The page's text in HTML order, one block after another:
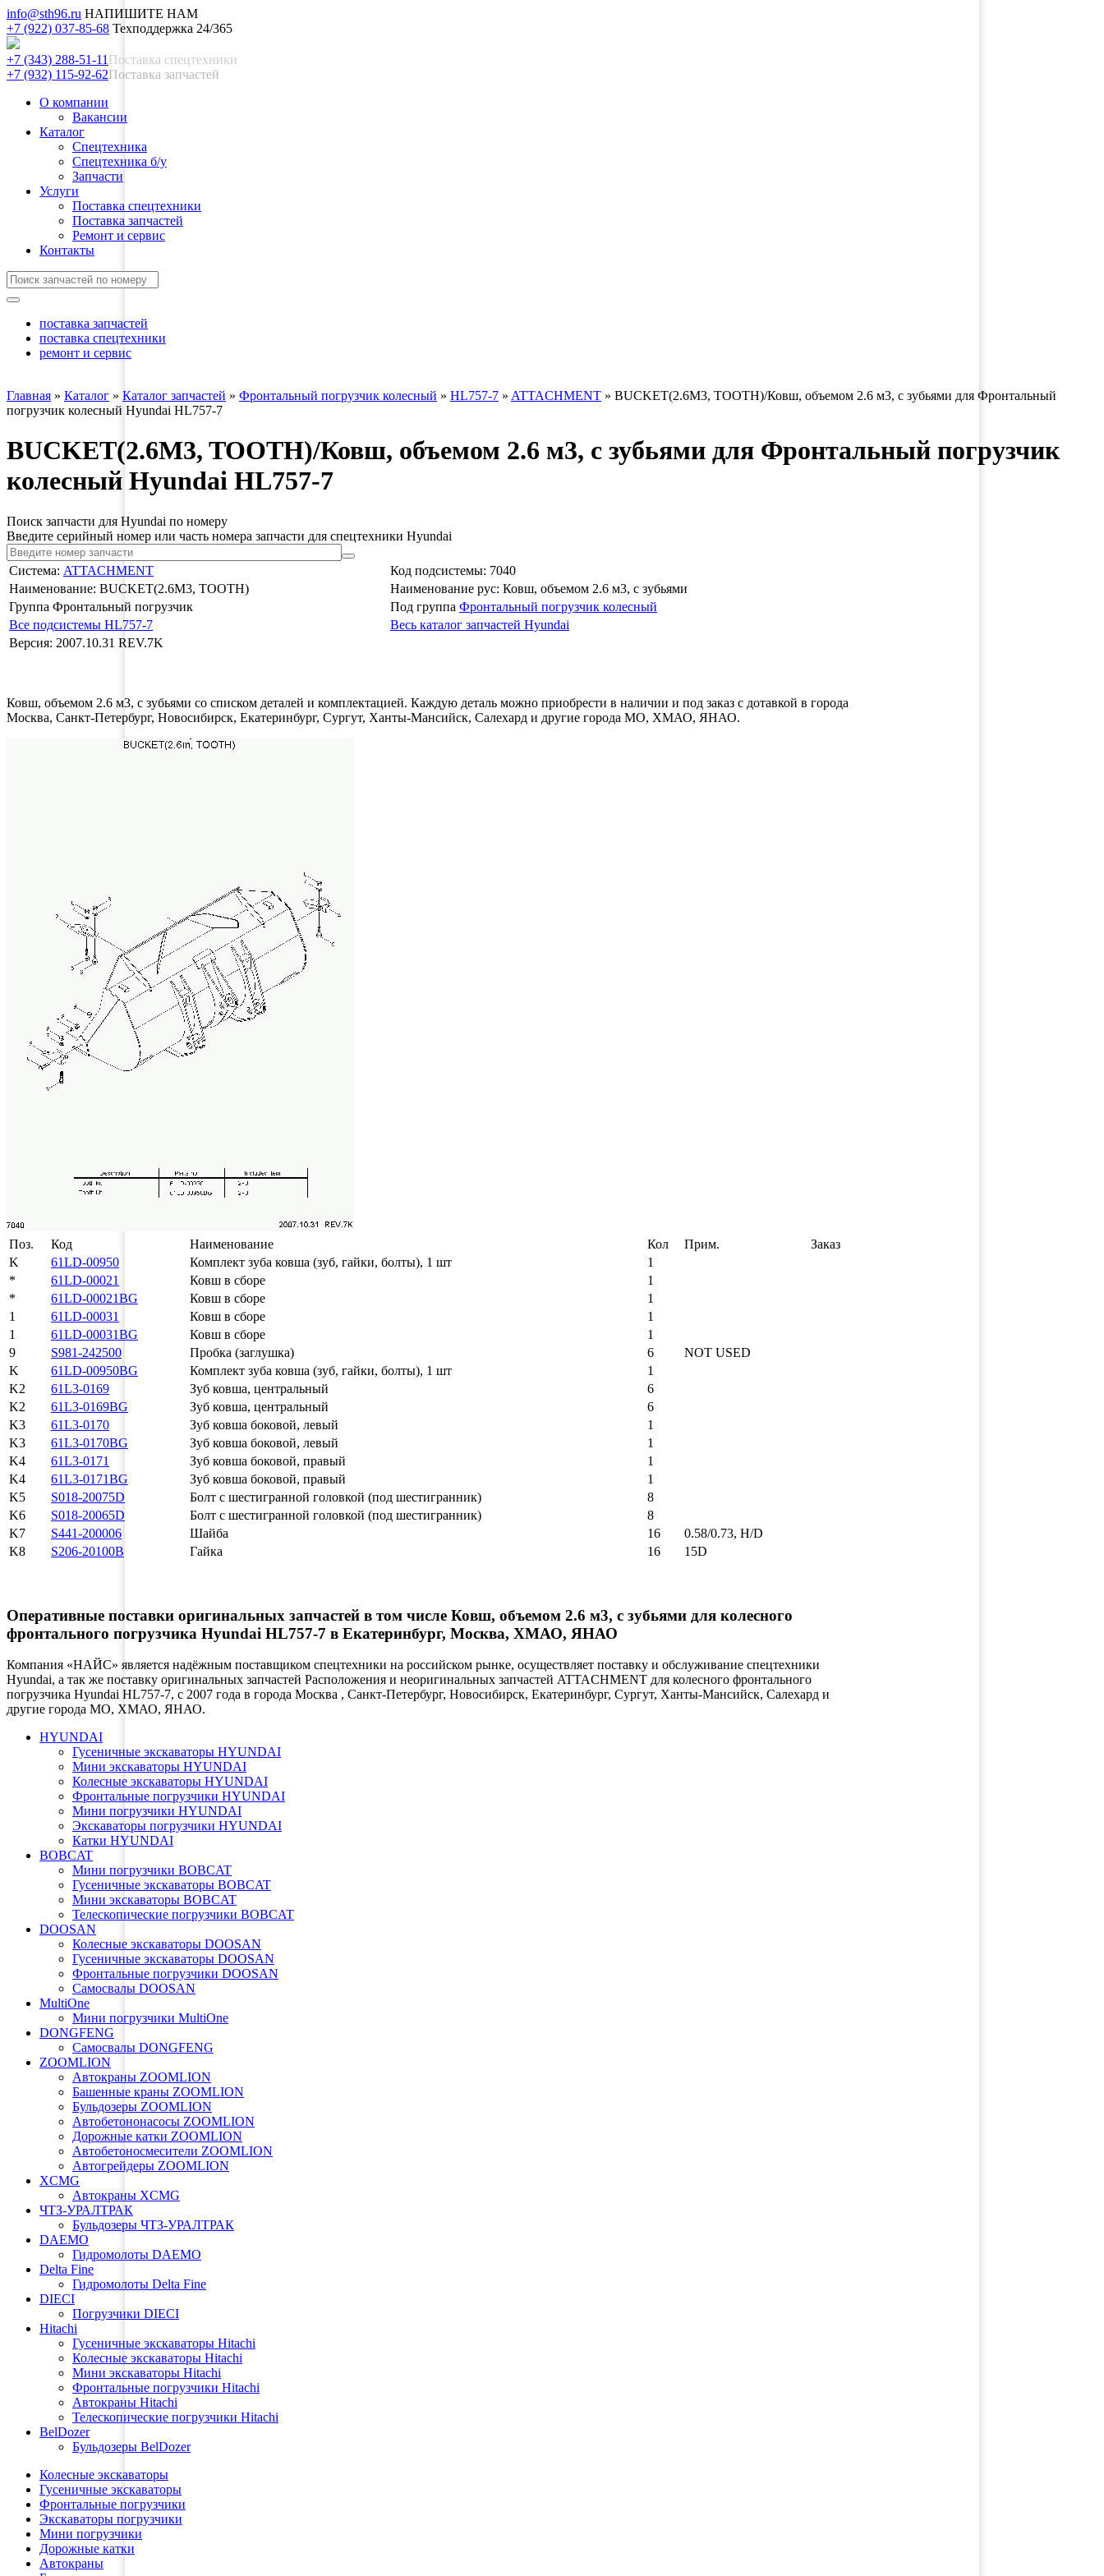
info@sth96.ru НАПИШИТЕ НАМ
+7 (922) 037-85-68 Техподдержка 24/365
+7 (343) 288-51-11 Поставка спецтехники
+7 (932) 115-92-62Поставка запчастей
О компании
Вакансии
Каталог
Спецтехника
Спецтехника б/у
Запчасти
Услуги
Поставка спецтехники
Поставка запчастей
Ремонт и сервис
Контакты
поставка запчастей
поставка спецтехники
ремонт и сервис
Главная » Каталог » Каталог запчастей » Фронтальный погрузчик колесный » HL757-7 » ATTACHMENT » BUCKET(2.6M3, TOOTH)/Ковш, объемом 2.6 м3, с зубьями для Фронтальный
погрузчик колесный Hyundai HL757-7
BUCKET(2.6M3, TOOTH)/Ковш, объемом 2.6 м3, с зубьями для Фронтальный погрузчик
колесный Hyundai HL757-7
Поиск запчасти для Hyundai по номеру
Введите серийный номер или часть номера запчасти для спецтехники Hyundai
Система: ATTACHMENT
Код подсистемы: 7040
Наименование: BUCKET(2.6M3, TOOTH)
Наименование рус: Ковш, объемом 2.6 м3, с зубьями
Группа Фронтальный погрузчик
Под группа Фронтальный погрузчик колесный
Все подсистемы HL757-7
Весь каталог запчастей Hyundai
Версия: 2007.10.31 REV.7K
Ковш, объемом 2.6 м3, с зубьями со списком деталей и комплектацией. Каждую деталь можно приобрести в наличии и под заказ с дотавкой в города
Москва, Санкт-Петербург, Новосибирск, Екатеринбург, Сургут, Ханты-Мансийск, Салехард и другие города МО, ХМАО, ЯНАО.
Поз. Код Наименование Кол Прим.
Заказ
K
61LD-00950 Комплект зуба ковша (зуб, гайки, болты), 1 шт
1
*
61LD-00021 Ковш в сборе
1
*
61LD-00021BG Ковш в сборе
1
1
61LD-00031 Ковш в сборе
1
1
61LD-00031BG Ковш в сборе
1
9
S981-242500 Пробка (заглушка) 6
NOT USED
K
61LD-00950BG Комплект зуба ковша (зуб, гайки, болты), 1 шт
1
K2
61L3-0169 Зуб ковша, центральный
6
K2
61L3-0169BG Зуб ковша, центральный
6
K3
61L3-0170 Зуб ковша боковой, левый
1
K3
61L3-0170BG Зуб ковша боковой, левый
1
K4
61L3-0171 Зуб ковша боковой, правый
1
K4
61L3-0171BG Зуб ковша боковой, правый
1
K5
S018-20075D Болт с шестигранной головкой (под шестигранник)
8
K6
S018-20065D Болт с шестигранной головкой (под шестигранник)
8
K7
S441-200006 Шайба 16
0.58/0.73, H/D
K8
S206-20100B Гайка 16 15D
Оперативные поставки оригинальных запчастей в том числе Ковш, объемом 2.6 м3, с зубьями для колесного
фронтального погрузчика Hyundai HL757-7 в Екатеринбург, Москва, ХМАО, ЯНАО
Компания «НАЙС» является надёжным поставщиком спецтехники на российском рынке, осуществляет поставку и обслуживание спецтехники
Hyundai, а так же поставку оригинальных запчастей Расположения и неоригинальных запчастей ATTACHMENT для колесного фронтального
погрузчика Hyundai HL757-7, с 2007 года в города Москва , Санкт-Петербург, Новосибирск, Екатеринбург, Сургут, Ханты-Мансийск, Салехард и
другие города МО, ХМАО, ЯНАО.
HYUNDAI
Гусеничные экскаваторы HYUNDAI
Мини экскаваторы HYUNDAI
Колесные экскаваторы HYUNDAI
Фронтальные погрузчики HYUNDAI
Мини погрузчики HYUNDAI
Экскаваторы погрузчики HYUNDAI
Катки HYUNDAI
BOBCAT
Мини погрузчики BOBCAT
Гусеничные экскаваторы BOBCAT
Мини экскаваторы BOBCAT
Телескопические погрузчики BOBCAT
DOOSAN
Колесные экскаваторы DOOSAN
Гусеничные экскаваторы DOOSAN
Фронтальные погрузчики DOOSAN
Самосвалы DOOSAN
MultiOne
Мини погрузчики MultiOne
DONGFENG
Самосвалы DONGFENG
ZOOMLION
Автокраны ZOOMLION
Башенные краны ZOOMLION
Бульдозеры ZOOMLION
Автобетононасосы ZOOMLION
Дорожные катки ZOOMLION
Автобетоносмесители ZOOMLION
Автогрейдеры ZOOMLION
XCMG
Автокраны XCMG
ЧТЗ-УРАЛТРАК
Бульдозеры ЧТЗ-УРАЛТРАК
DAEMO
Гидромолоты DAEMO
Delta Fine
Гидромолоты Delta Fine
DIECI
Погрузчики DIECI
Hitachi
Гусеничные экскаваторы Hitachi
Колесные экскаваторы Hitachi
Мини экскаваторы Hitachi
Фронтальные погрузчики Hitachi
Автокраны Hitachi
Телескопические погрузчики Hitachi
BelDozer
Бульдозеры BelDozer
Колесные экскаваторы
Гусеничные экскаваторы
Фронтальные погрузчики
Экскаваторы погрузчики
Мини погрузчики
Дорожные катки
Автокраны